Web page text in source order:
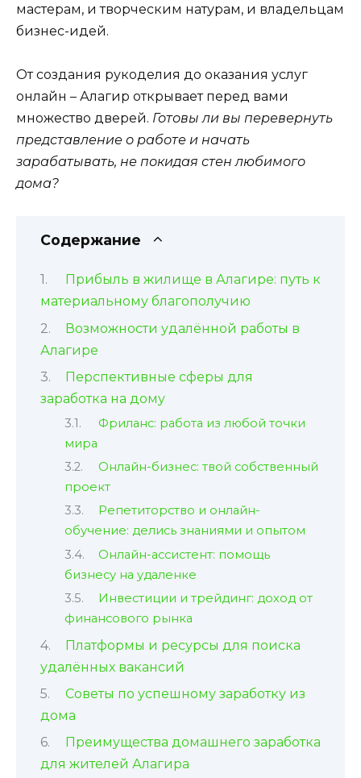
мастерам, и творческим натурам, и владельцам
бизнес-идей.
От создания рукоделия до оказания услуг
онлайн – Алагир открывает перед вами
множество дверей. Готовы ли вы перевернуть
представление о работе и начать
зарабатывать, не покидая стен любимого
дома?
Содержание
Прибыль в жилище в Алагире: путь к
материальному благополучию
Возможности удалённой работы в
Алагире
Перспективные сферы для
заработка на дому
Фриланс: работа из любой точки
мира
Онлайн-бизнес: твой собственный
проект
Репетиторство и онлайн-
обучение: делись знаниями и опытом
Онлайн-ассистент: помощь
бизнесу на удаленке
Инвестиции и трейдинг: доход от
финансового рынка
Платформы и ресурсы для поиска
удалённых вакансий
Советы по успешному заработку из
дома
Преимущества домашнего заработка
для жителей Алагира